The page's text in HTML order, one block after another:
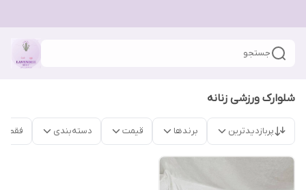
جستجو
شلوارک ورزشی زنانه
پربازدیدترین برندها قیمت دسته‌بندی فقط